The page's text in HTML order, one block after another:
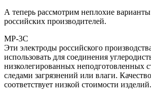
А теперь рассмотрим неплохие варианты
российских производителей.
МР-3С
Эти электроды российского
использовать для соединения
низколегированных неподготовленных
следами загрязнений или влаги.
соответствует низкой стоимости изделий.